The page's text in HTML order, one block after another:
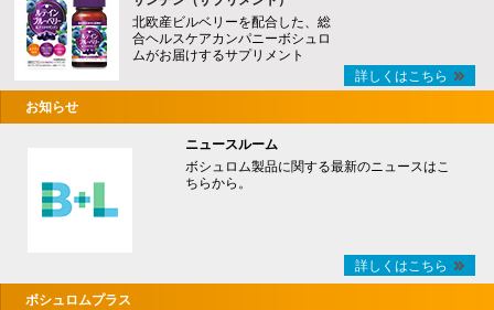
北欧産ビルベリーを配合した、総
合ヘルスケアカンパニーボシュロ
ムがお届けするサプリメント
詳しくはこちら
お知らせ
ニュースルーム
ボシュロム製品に関する最新のニュースはこ
ちらから。
詳しくはこちら
ボシュロムプラス